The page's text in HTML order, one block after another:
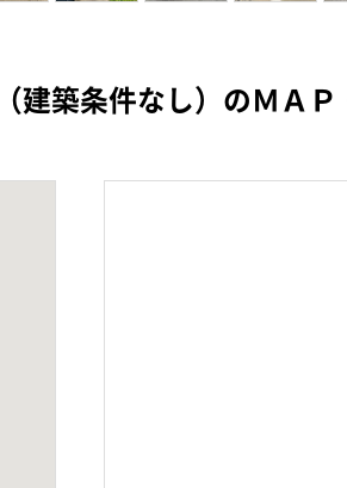
築条件なし）のＭＡＰ